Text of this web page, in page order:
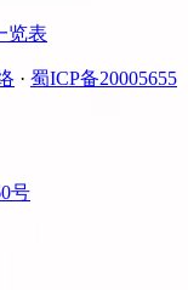
览表
· 蜀ICP备20005655
号